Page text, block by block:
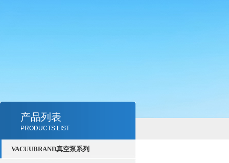
产品列表
PRODUCTS LIST
VACUUBRAND真空泵系列